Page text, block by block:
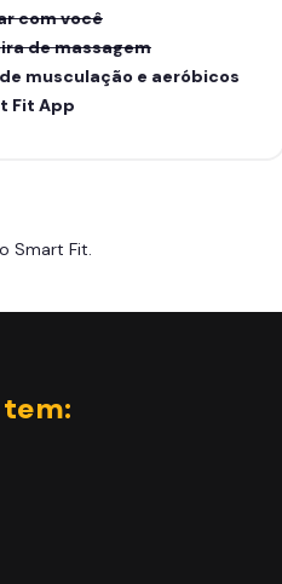
com você
de massagem
musculação e aeróbicos
Fit App
Smart Fit.
tem: